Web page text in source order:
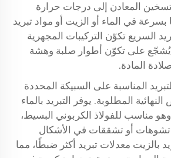
المعادن إلى درجات حرارة
بسرعة في الماء أو الزيت أو مواد تبريد
السريع تكوّن التركيبات المجهرية
يُشجّع على تكوّن أطوار صلبة وهشة
المادة.
المناسبة على السبيكة المحددة
المطلوبة. يوفر التبريد بالماء
مناسب للفولاذ الكربوني البسيط،
أو تشققات في الأشكال
بالزيت معدلات تبريد أكثر ضبطًا، مما